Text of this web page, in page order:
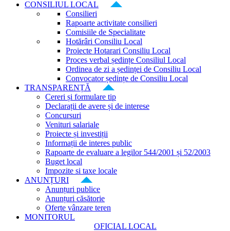
CONSILIUL LOCAL
Consilieri
Rapoarte activitate consilieri
Comisiile de Specialitate
Hotărâri Consiliu Local
Proiecte Hotarari Consiliu Local
Proces verbal ședințe Consiliul Local
Ordinea de zi a ședinței de Consiliu Local
Convocator ședințe de Consiliu Local
TRANSPARENȚĂ
Cereri și formulare tip
Declarații de avere și de interese
Concursuri
Venituri salariale
Proiecte și investiții
Informații de interes public
Rapoarte de evaluare a legilor 544/2001 și 52/2003
Buget local
Impozite si taxe locale
ANUNȚURI
Anunțuri publice
Anunțuri căsătorie
Oferte vânzare teren
MONITORUL
OFICIAL LOCAL